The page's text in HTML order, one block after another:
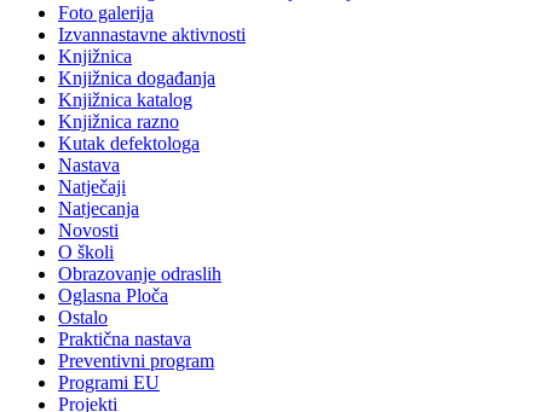
Foto galerija
Izvannastavne aktivnosti
Knjižnica
Knjižnica događanja
Knjižnica katalog
Knjižnica razno
Kutak defektologa
Nastava
Natječaji
Natjecanja
Novosti
O školi
Obrazovanje odraslih
Oglasna Ploča
Ostalo
Praktična nastava
Preventivni program
Programi EU
Projekti